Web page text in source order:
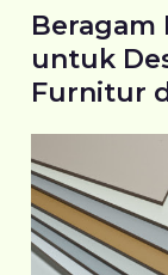
Beragam
untuk
Furnitur